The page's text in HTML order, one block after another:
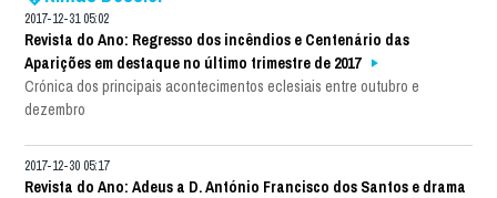
2017-12-31 05:02
Revista do Ano: Regresso dos incêndios e Centenário das
Aparições em destaque no último trimestre de 2017
Crónica dos principais acontecimentos eclesiais entre outubro e
dezembro
2017-12-30 05:17
Revista do Ano: Adeus a D. António Francisco dos Santos e drama